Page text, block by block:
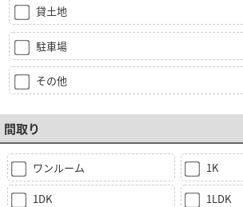
貸土地
駐車場
その他
間取り
ワンルーム 1K
1DK 1LDK